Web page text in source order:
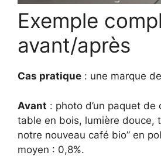
Exemple
avant/après
Cas pratique : une marque
Avant : photo d’un paquet de
table en bois, lumière douce,
notre nouveau café bio” en
moyen : 0,8%.